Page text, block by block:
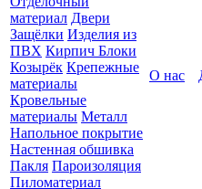
материал Двери
Защёлки Изделия из
ПВХ Кирпич Блоки
Козырёк Крепежные
материалы
Кровельные
материалы Металл
Напольное покрытие
Настенная обшивка
Пакля Пароизоляция
Пиломатериал
О нас